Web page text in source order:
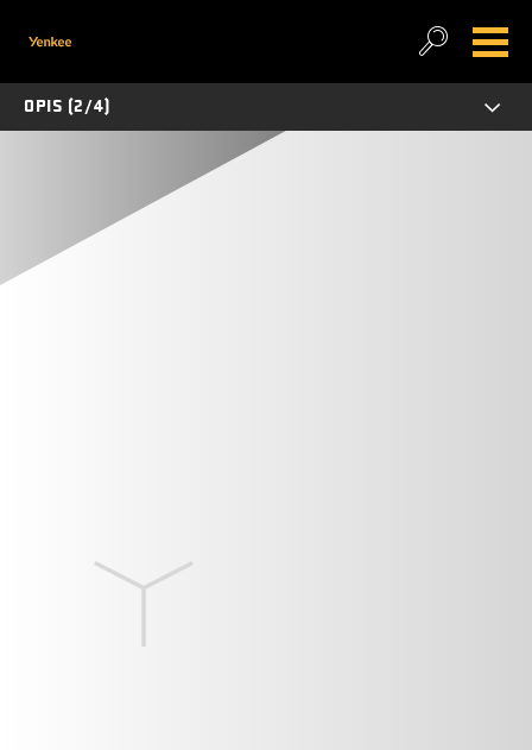
OPIS (2/4)